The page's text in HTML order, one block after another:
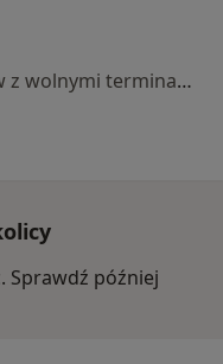
Brak dostępnych specjalistów z wolnymi terminami w tym centrum medycznym.
Sprawdź później